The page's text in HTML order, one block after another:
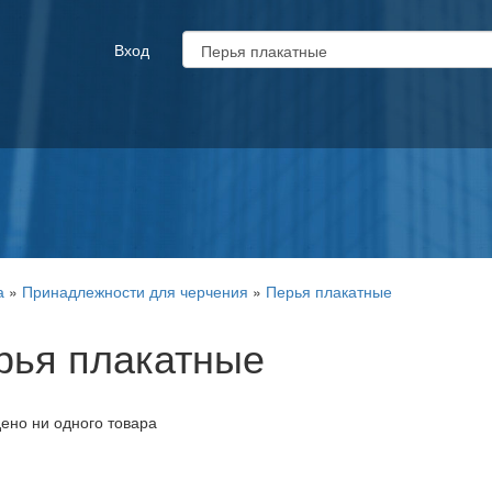
Вход
» Принадлежности для черчения » Перья плакатные
плакатные
ни одного товара